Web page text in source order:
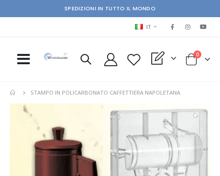
SPEDIZIONI IN TUTTO IL MONDO
LINGUA
IT
My Quote Cart
0elementi
STAMPO IN POLICARBONATO CAFFETTIERA NAPOLETANA